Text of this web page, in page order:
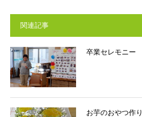
関連記事
卒業セレモニー
お芋のおやつ作り